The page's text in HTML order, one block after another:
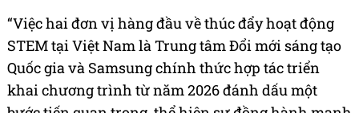
“Việc hai đơn vị hàng đầu về thúc đẩy hoạt động
STEM tại Việt Nam là Trung tâm Đổi mới sáng tạo
Quốc gia và Samsung chính thức hợp tác triển
khai chương trình từ năm 2026 đánh dấu một